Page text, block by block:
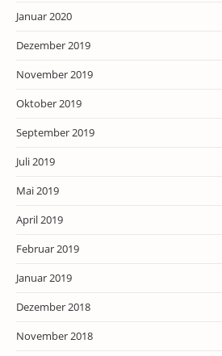
Januar 2020
Dezember 2019
November 2019
Oktober 2019
September 2019
Juli 2019
Mai 2019
April 2019
Februar 2019
Januar 2019
Dezember 2018
November 2018